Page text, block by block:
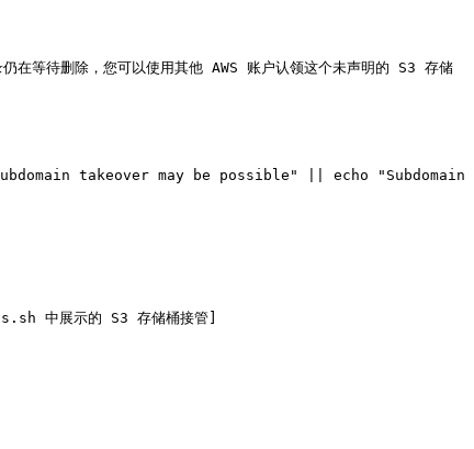
待删除，您可以使用其他 AWS 账户认领这个未声明的 S3 存储
takeover may be possible" || echo "Subdomain
中展示的 S3 存储桶接管]